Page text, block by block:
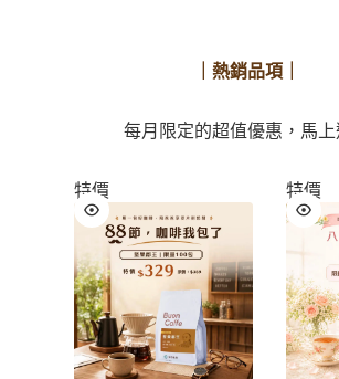
｜熱銷品項｜
每月限定的超值優惠，馬
特價 特價